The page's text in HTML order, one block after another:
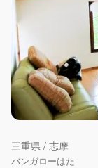
三重県 / 志摩
バンガローはた